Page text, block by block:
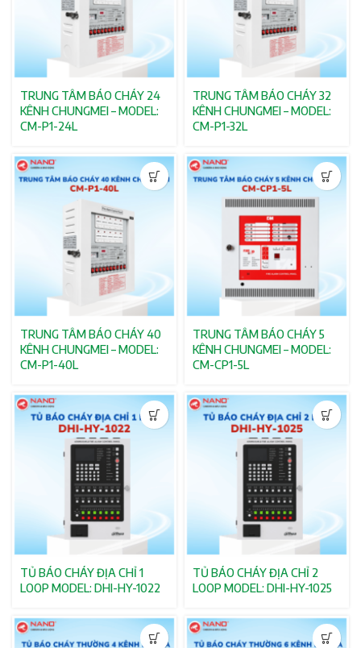
TRUNG TÂM BÁO CHÁY 24
KÊNH CHUNGMEI – MODEL:
CM-P1-24L
TRUNG TÂM BÁO CHÁY 32
KÊNH CHUNGMEI – MODEL:
CM-P1-32L
TRUNG TÂM BÁO CHÁY 40
KÊNH CHUNGMEI – MODEL:
CM-P1-40L
TRUNG TÂM BÁO CHÁY 5
KÊNH CHUNGMEI – MODEL:
CM-CP1-5L
TỦ BÁO CHÁY ĐỊA CHỈ 1
LOOP MODEL: DHI-HY-1022
TỦ BÁO CHÁY ĐỊA CHỈ 2
LOOP MODEL: DHI-HY-1025